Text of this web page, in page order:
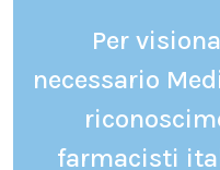
Per
necessario
farmacisti